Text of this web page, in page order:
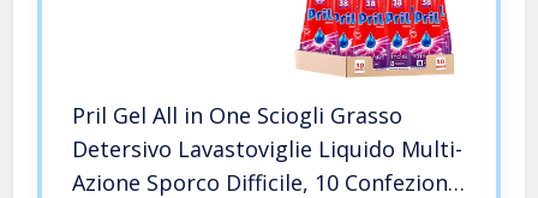
Pril Gel All in One Sciogli Grasso
Detersivo Lavastoviglie Liquido Multi-
Azione Sporco Difficile, 10 Confezioni